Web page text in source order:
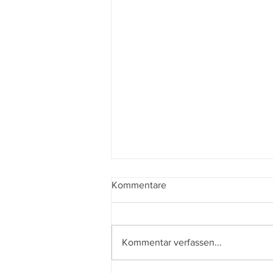
Kommentare
Kommentar verfassen...